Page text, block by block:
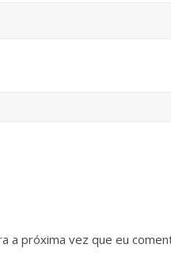
a próxima vez que eu